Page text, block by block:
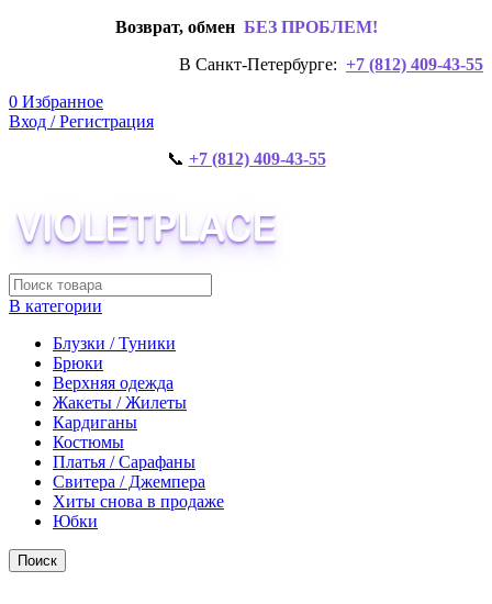
Возврат, обмен БЕЗ ПРОБЛЕМ!
В Санкт-Петербурге: +7 (812) 409-43-55
0 Избранное
Вход / Регистрация
📞 +7 (812) 409-43-55
В категории
Блузки / Туники
Брюки
Верхняя одежда
Жакеты / Жилеты
Кардиганы
Костюмы
Платья / Сарафаны
Свитера / Джемпера
Хиты снова в продаже
Юбки
Поиск